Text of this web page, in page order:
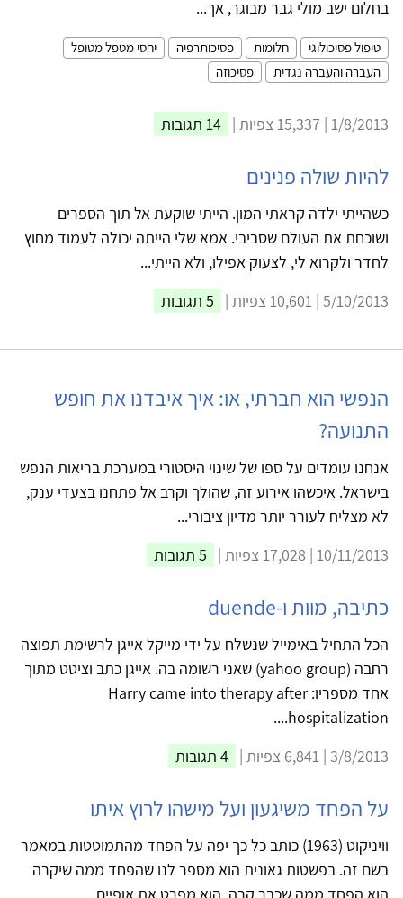
בחלום ישב מולי גבר מבוגר, אך...
טיפול פסיכולוגי חלומות פסיכותרפיה
יחסי מטפל מטופל
העברה והעברה נגדית
פסיכוזה
1/8/2013 | 15,337 צפיות | 14 תגובות
להיות שולה פנינים
כשהייתי ילדה קראתי המון. הייתי שוקעת אל תוך הספרים
ושוכחת את העולם שסביבי. אמא שלי הייתה יכולה לעמוד מחוץ
לחדר ולקרוא לי, לצעוק אפילו, ולא הייתי...
5/10/2013 | 10,601 צפיות |
5 תגובות
הנפשי הוא חברתי, או: איך איבדנו את חופש
התנועה?
אנחנו עומדים על ספו של שינוי היסטורי במערכת בריאות הנפש
בישראל. איכשהו אירוע זה, שהולך וקרב אל פתחנו בצעדי ענק,
לא מצליח לעורר יותר מדיון ציבורי...
10/11/2013 | 17,028 צפיות |
5 תגובות
כתיבה, מוות ו-duende
הכל התחיל באימייל שנשלח על ידי מייקל אייגן לרשימת תפוצה
רחבה (yahoo group) שאני רשומה בה. אייגן כתב וציטט מתוך
אחד מספריו: Harry came into therapy after
hospitalization....
3/8/2013 | 6,841 צפיות |
4 תגובות
על הפחד משיגעון ועל מישהו לרוץ איתו
וויניקוט (1963) כותב כל כך יפה על הפחד מהתמוטטות במאמר
בשם זה. בפשטות גאונית הוא מספר לנו שהפחד ממה שיקרה